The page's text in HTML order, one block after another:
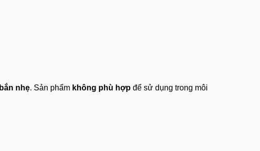
nhẹ. Sản phẩm không phù hợp để sử dụng trong môi